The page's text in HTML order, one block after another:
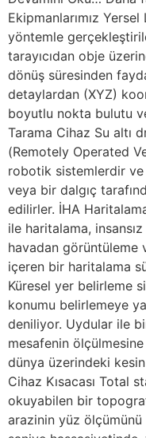
Ekipmanlarımız
yöntemle
tarayıcıdan obje
dönüş süresinden
detaylardan (XYZ)
boyutlu nokta bulutu
Tarama Cihaz Su altı
(Remotely Operated
robotik sistemlerdir
veya bir dalgıç
edilirler. İHA
ile haritalama,
havadan görüntüleme
içeren bir haritalama
Küresel yer belirleme
konumu belirlemeye
deniliyor. Uydular ile
mesafenin
dünya üzerindeki
Cihaz Kısacası Total
okuyabilen bir
arazinin yüz ölçümünü